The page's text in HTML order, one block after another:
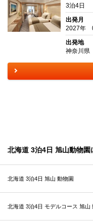
3泊4日
出発月
2027年
出発地
神奈川県
北海道 3泊4日 旭山動物園
北海道 3泊4日 旭山 動物園
北海道 3泊4日 モデルコース 旭山